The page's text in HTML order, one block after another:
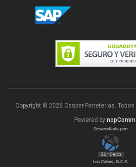
Copyright © 2026 Casper Ferreterias.
Powered by